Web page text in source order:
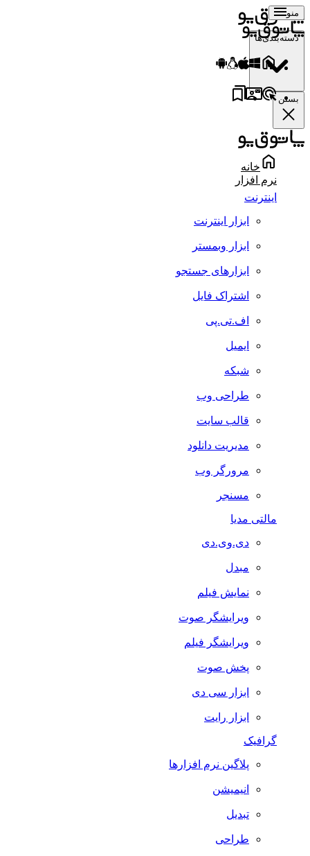
منو
دسته‌بندی‌ها
بستن
خانه
نرم افزار
اینترنت
ابزار اینترنت
ابزار وبمستر
ابزارهای جستجو
اشتراک فایل
اف.تی.پی
ایمیل
شبکه
طراحی وب
قالب سایت
مدیریت دانلود
مرورگر وب
مسنجر
مالتی مدیا
دی.وی.دی
مبدل
نمایش فیلم
ویرایشگر صوت
ویرایشگر فیلم
پخش صوت
ابزار سی دی
ابزار رایت
گرافیک
پلاگین نرم افزارها
انیمیشن
تبدیل
طراحی